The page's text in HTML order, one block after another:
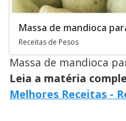
Massa de mandioca
Receitas de Pesos
Massa de mandioca
Leia a matéria
Melhores Receitas -